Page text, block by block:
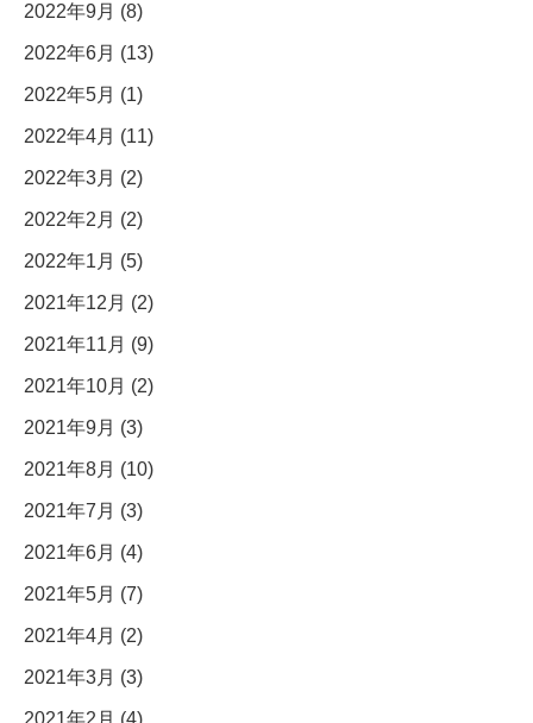
2022年9月 (8)
2022年6月 (13)
2022年5月 (1)
2022年4月 (11)
2022年3月 (2)
2022年2月 (2)
2022年1月 (5)
2021年12月 (2)
2021年11月 (9)
2021年10月 (2)
2021年9月 (3)
2021年8月 (10)
2021年7月 (3)
2021年6月 (4)
2021年5月 (7)
2021年4月 (2)
2021年3月 (3)